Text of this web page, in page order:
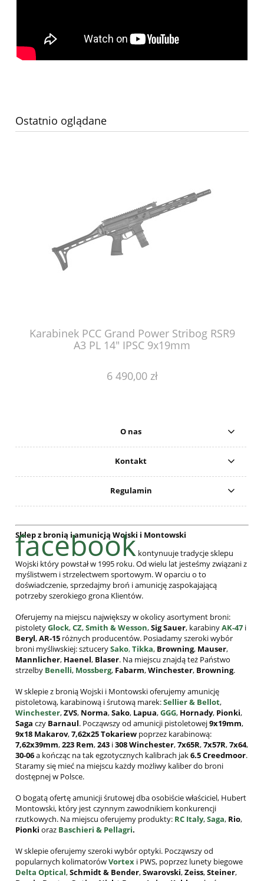
Ostatnio oglądane
Karabinek PCC Grand Power Stribog RSR9
A3 PL 14" IPSC 9x19mm
6 490,00 zł
O nas
Kontakt
Regulamin
Sklep z bronią i amunicją Wojski i Montowski
facebook kontynuuje tradycje sklepu
Wojski który powstał w 1995 roku. Od wielu lat jesteśmy związani z
myślistwem i strzelectwem sportowym. W oparciu o to
doświadczenie, sprzedajmy broń i amunicję zaspokajającą
potrzeby szerokiego grona Klientów.
Oferujemy na miejscu największy w okolicy asortyment broni:
pistoletyGlock,CZ,Smith & Wesson,Sig Sauer, karabinyAK-47 i
Beryl,AR-15 różnych producentów. Posiadamy szeroki wybór
broni myśliwskiej: sztucerySako,Tikka, Browning, Mauser,
Mannlicher, Haenel, Blaser. Na miejscu znajdą też Państwo
strzelby Benelli, Mossberg, Fabarm,Winchester, Browning.
W sklepie z bronią Wojski i Montowski oferujemy amunicję
pistoletową, karabinową i śrutową marek:Sellier & Bellot,
Winchester,ZVS, Norma,Sako, Lapua,GGG, Hornady, Pionki,
Saga czy Barnaul. Począwszy od amunicji pistoletowej9x19mm,
9x18 Makarov,7,62x25Tokariew poprzez karabinową:
7,62x39mm,223 Rem,243 i308Winchester,7x65R,7x57R,7x64,
30-06a kończąc na tak egzotycznych kalibrach jak6.5 Creedmoor.
Staramy się mieć na miejscu każdy możliwy kaliber do broni
dostępnej w Polsce.
O bogatą ofertę amunicji śrutowej dba osobiście właściciel, Hubert
Montowski, który jest czynnym zawodnikiem konkurencji
rzutkowych. Na miejscu oferujemy produkty: RC Italy,Saga, Rio,
Pionki oraz Baschieri & Pellagri.
W sklepie oferujemy szeroki wybór optyki. Począwszy od
popularnych kolimatorówVortex i PWS, poprzez lunety biegowe
Delta Optical,Schmidt & Bender,Swarovski,Zeiss,Steiner,